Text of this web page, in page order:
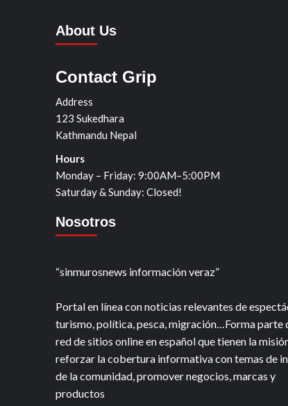
About Us
Contact Grip
Address
123 Sukedhara
Kathmandu Nepal
Hours
Monday – Friday: 9:00AM–5:00PM
Saturday & Sunday: Closed!
Nosotros
“sinmurosnews información veraz”
Portal en línea con noticias relevantes de
turismo, política, pesca, migración…Forma parte
red de sitios online en español que tienen la
reforzar la cobertura informativa con temas de
de la comunidad, promover negocios, marcas y
productos